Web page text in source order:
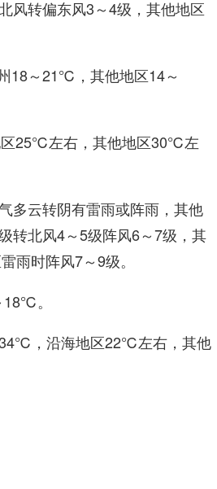
风转偏东风3～4级，其他地区
18～21℃，其他地区14～
区25℃左右，其他地区30℃左
多云转阴有雷雨或阵雨，其他
转北风4～5级阵风6～7级，其
雨时阵风7～9级。
。
34℃，沿海地区22℃左右，其他